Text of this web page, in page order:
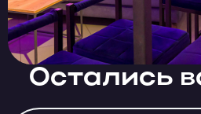
Остались